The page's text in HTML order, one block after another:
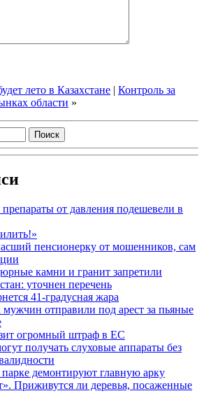
лето в Казахстане | Контроль за
области »
от давления подешевели в
пенсионерку от мошенников, сам
камни и гранит запретили
уточнен перечень
41-градусная жара
отправили под арест за пьяные
огромный штраф в ЕС
получать слуховые аппараты без
демонтируют главную арку
Приживутся ли деревья, посаженные